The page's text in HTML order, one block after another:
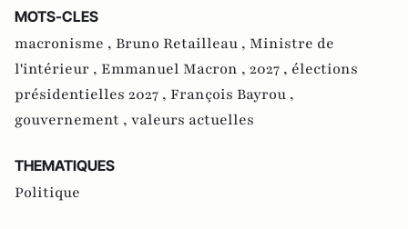
MOTS-CLES
macronisme , Bruno Retailleau , Ministre de
l'intérieur , Emmanuel Macron , 2027 , élections
présidentielles 2027 , François Bayrou ,
gouvernement , valeurs actuelles
THEMATIQUES
Politique